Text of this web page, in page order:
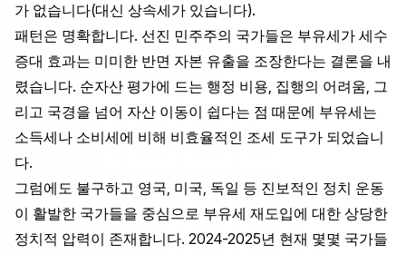
가 없습니다(대신 상속세가 있습니다).
패턴은 명확합니다. 선진 민주주의 국가들은 부유세가 세수
증대 효과는 미미한 반면 자본 유출을 조장한다는 결론을 내
렸습니다. 순자산 평가에 드는 행정 비용, 집행의 어려움, 그
리고 국경을 넘어 자산 이동이 쉽다는 점 때문에 부유세는
소득세나 소비세에 비해 비효율적인 조세 도구가 되었습니
다.
그럼에도 불구하고 영국, 미국, 독일 등 진보적인 정치 운동
이 활발한 국가들을 중심으로 부유세 재도입에 대한 상당한
정치적 압력이 존재합니다. 2024-2025년 현재 몇몇 국가들